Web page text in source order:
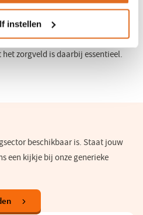
instellen
aan om ervoor te zorgen dat data
en oplossingen
zijn. Dat kunnen we niet alleen;
zorgveld is daarbij essentieel.
beschikbaar is. Staat jouw
een kijkje bij onze generieke